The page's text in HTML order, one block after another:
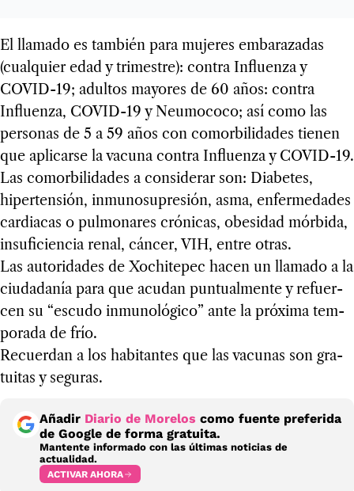
El lla­mado es tam­bién para muje­res emba­ra­za­das
(cual­quier edad y tri­mes­tre): con­tra Influenza y
COVID-19; adul­tos mayo­res de 60 años: con­tra
Influenza, COVID-19 y Neu­mo­coco; así como las
per­so­nas de 5 a 59 años con comor­bi­li­da­des tie­nen
que apli­carse la vacuna con­tra Influenza y COVID-19.
Las comor­bi­li­da­des a con­si­de­rar son: Dia­be­tes,
hiper­ten­sión, inmu­no­su­pre­sión, asma, enfer­me­da­des
car­dia­cas o pul­mo­na­res cró­ni­cas, obe­si­dad mór­bida,
insu­fi­cien­cia renal, cán­cer, VIH, entre otras.
Las auto­ri­da­des de Xochi­te­pec hacen un lla­mado a la
ciu­da­da­nía para que acu­dan pun­tual­mente y refuer­
cen su “escudo inmu­no­ló­gico” ante la pró­xima tem­
po­rada de frío.
Recuer­dan a los habi­tan­tes que las vacu­nas son gra­
tui­tas y segu­ras.
Añadir Diario de Morelos como fuente preferida
de Google de forma gratuita.
Mantente informado con las últimas noticias de
actualidad.
ACTIVAR AHORA